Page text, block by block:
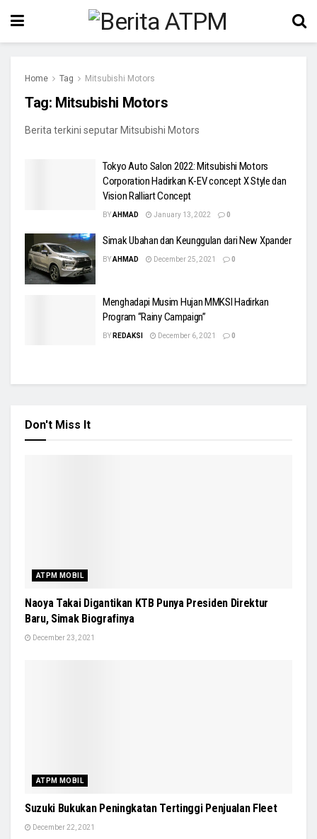
Home Tag Mitsubishi Motors
Tag: Mitsubishi Motors
Berita terkini seputar Mitsubishi Motors
Tokyo Auto Salon 2022: Mitsubishi Motors
Corporation Hadirkan K-EV concept X Style dan
Vision Ralliart Concept
BYAHMAD January 13, 2022 0
Simak Ubahan dan Keunggulan dari New Xpander
BYAHMAD December 25, 2021 0
Menghadapi Musim Hujan MMKSI Hadirkan
Program “Rainy Campaign”
BY REDAKSI December 6, 2021 0
Don't Miss It
ATPM MOBIL
Naoya Takai Digantikan KTB Punya Presiden Direktur
Baru, Simak Biografinya
December 23, 2021
ATPM MOBIL
Suzuki Bukukan Peningkatan Tertinggi Penjualan Fleet
December 22, 2021